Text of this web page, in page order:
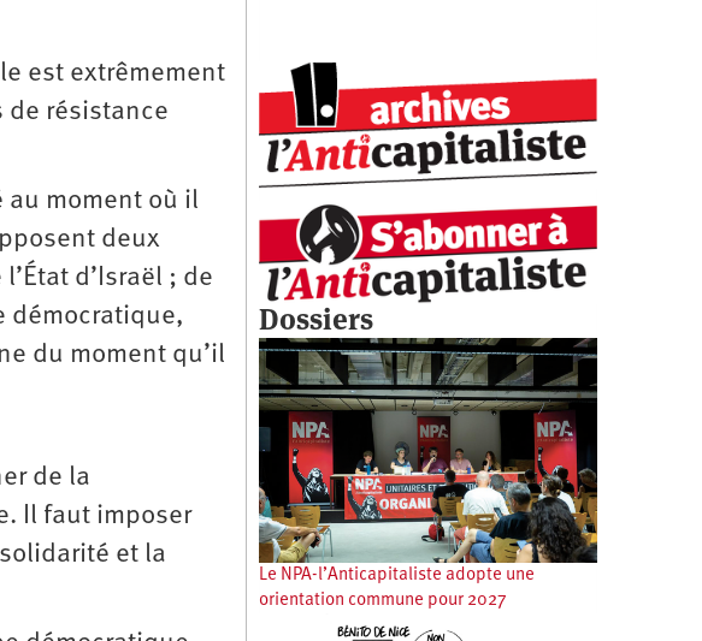
est extrêmement
de résistance
moment où il
deux
d’Israël ; de
démocratique,
du moment qu’il
de la
Il faut imposer
et la
Dossiers
Le NPA-l’Anticapitaliste adopte une
orientation commune pour 2027